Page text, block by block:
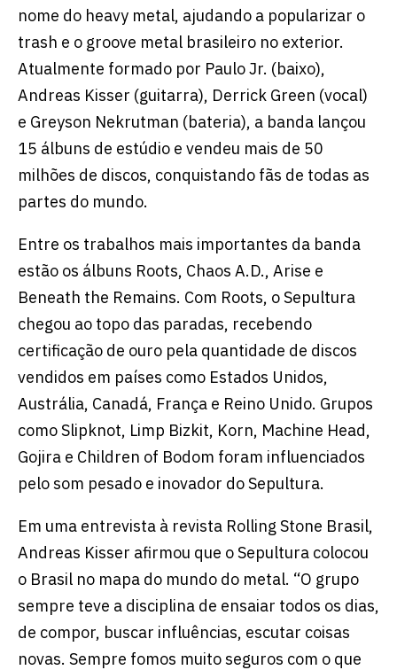
nome do heavy metal, ajudando a popularizar o
trash e o groove metal brasileiro no exterior.
Atualmente formado por Paulo Jr. (baixo),
Andreas Kisser (guitarra), Derrick Green (vocal)
e Greyson Nekrutman (bateria), a banda lançou
15 álbuns de estúdio e vendeu mais de 50
milhões de discos, conquistando fãs de todas as
partes do mundo.
Entre os trabalhos mais importantes da banda
estão os álbuns Roots, Chaos A.D., Arise e
Beneath the Remains. Com Roots, o Sepultura
chegou ao topo das paradas, recebendo
certificação de ouro pela quantidade de discos
vendidos em países como Estados Unidos,
Austrália, Canadá, França e Reino Unido. Grupos
como Slipknot, Limp Bizkit, Korn, Machine Head,
Gojira e Children of Bodom foram influenciados
pelo som pesado e inovador do Sepultura.
Em uma entrevista à revista Rolling Stone Brasil,
Andreas Kisser afirmou que o Sepultura colocou
o Brasil no mapa do mundo do metal. “O grupo
sempre teve a disciplina de ensaiar todos os dias,
de compor, buscar influências, escutar coisas
novas. Sempre fomos muito seguros com o que